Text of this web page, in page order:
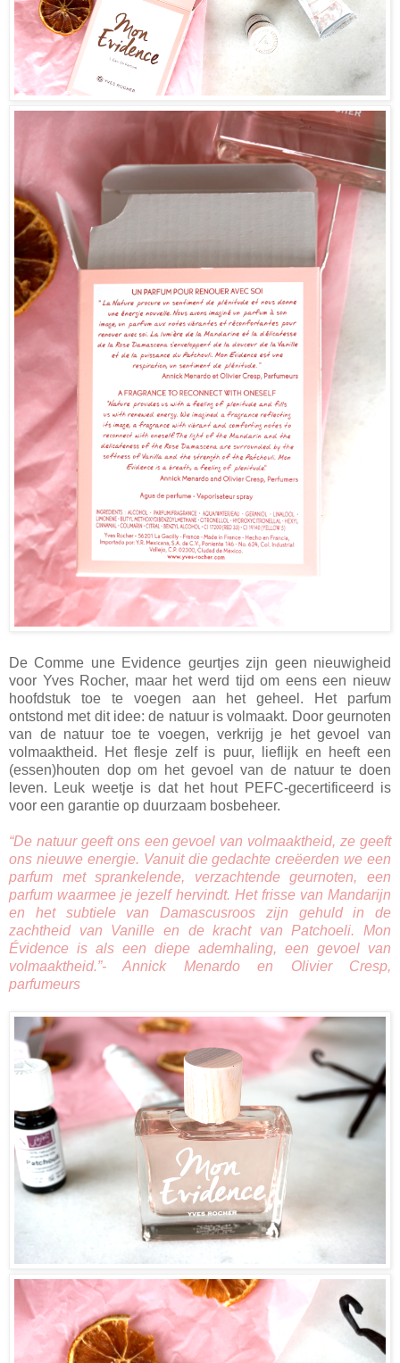
De Comme une Evidence geurtjes zijn geen nieuwigheid
voor Yves Rocher, maar het werd tijd om eens een nieuw
hoofdstuk toe te voegen aan het geheel. Het parfum
ontstond met dit idee: de natuur is volmaakt. Door geurnoten
van de natuur toe te voegen, verkrijg je het gevoel van
volmaaktheid. Het flesje zelf is puur, lieflijk en heeft een
(essen)houten dop om het gevoel van de natuur te doen
leven. Leuk weetje is dat het hout PEFC-gecertificeerd is
voor een garantie op duurzaam bosbeheer.
“De natuur geeft ons een gevoel van volmaaktheid, ze geeft
ons nieuwe energie. Vanuit die gedachte creëerden we een
parfum met sprankelende, verzachtende geurnoten, een
parfum waarmee je jezelf hervindt. Het frisse van Mandarijn
en het subtiele van Damascusroos zijn gehuld in de
zachtheid van Vanille en de kracht van Patchoeli. Mon
Évidence is als een diepe ademhaling, een gevoel van
volmaaktheid.”- Annick Menardo en Olivier Cresp,
parfumeurs